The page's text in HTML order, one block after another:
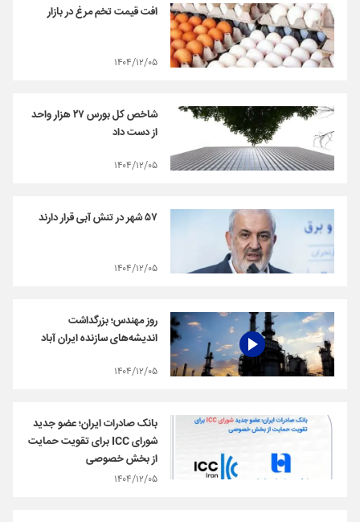
افت قیمت تخم مرغ در بازار
۱۴۰۴/۱۲/۰۵
شاخص کل بورس ۲۷ هزار واحد
از دست داد
۱۴۰۴/۱۲/۰۵
۵۷ شهر در تنش آبی قرار دارند
۱۴۰۴/۱۲/۰۵
روز مهندس؛ بزرگداشت
اندیشه‌های سازنده ایران آباد
۱۴۰۴/۱۲/۰۵
بانک صادرات ایران؛ عضو جدید
شورای ICC برای تقویت حمایت
از بخش خصوصی
۱۴۰۴/۱۲/۰۵